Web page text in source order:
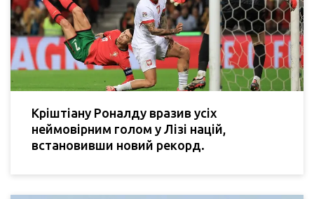
Кріштіану Роналду вразив усіх
неймовірним голом у Лізі націй,
встановивши новий рекорд.